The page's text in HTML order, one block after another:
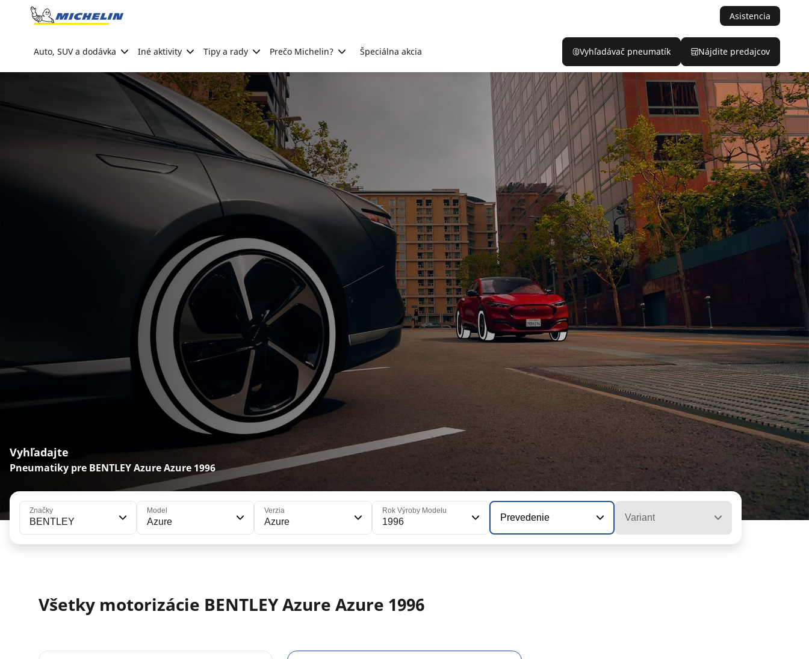
Go to page content
Asistencia
Auto, SUV a dodávka Iné aktivity Tipy a rady Prečo Michelin? Špeciálna akcia Vyhľadávač pneumatík Nájdite predajcov
Vyhľadajte
Pneumatiky pre BENTLEY Azure Azure 1996
Značky
BENTLEY
Model
Azure
Verzia
Azure
Rok Výroby Modelu
1996 Prevedenie Variant
Všetky motorizácie BENTLEY Azure Azure 1996